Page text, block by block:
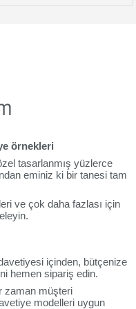
örnekleri
tasarlanmış yüzlerce
eminiz ki bir tanesi tam
ve çok daha fazlası için
içinden, bütçenize
hemen sipariş edin.
zaman müşteri
modelleri uygun